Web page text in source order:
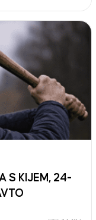
S KIJEM, 24-